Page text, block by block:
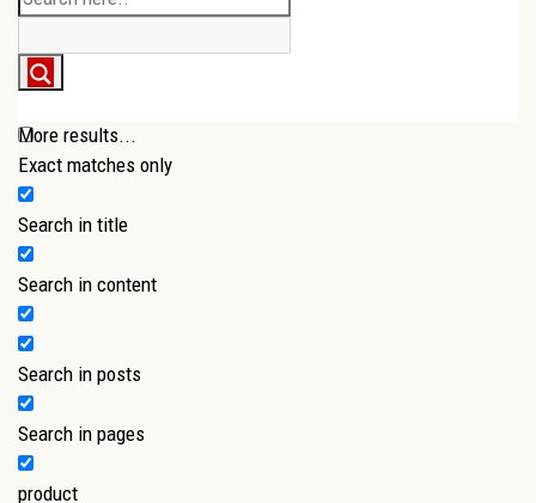
More results...
Exact matches only
Search in title
Search in content
Search in posts
Search in pages
product